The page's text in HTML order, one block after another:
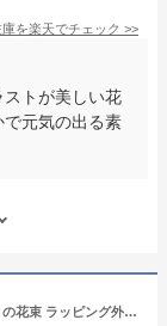
を楽天でチェック >>
トが美しい花
元気の出る素
【父の日】夏のご挨拶 お祝い 自立するひまわりの花束 ラッピング外さずそのまま飾れちゃうブーケ 生花 ギフト 夏 サマーギフト ヒマワリ 向日葵 誕生日 お見舞い お中元(10本, Mサイズ)